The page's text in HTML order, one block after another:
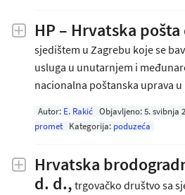
HP – Hrvatska pošta
sjedištem u Zagrebu koje se
usluga u unutarnjem i
nacionalna poštanska uprava
Autor: E. Rakić Objavljeno:5. svibnja
promet
Kategorija: poduzeća
Hrvatska
d. d., trgovačko društvo sa